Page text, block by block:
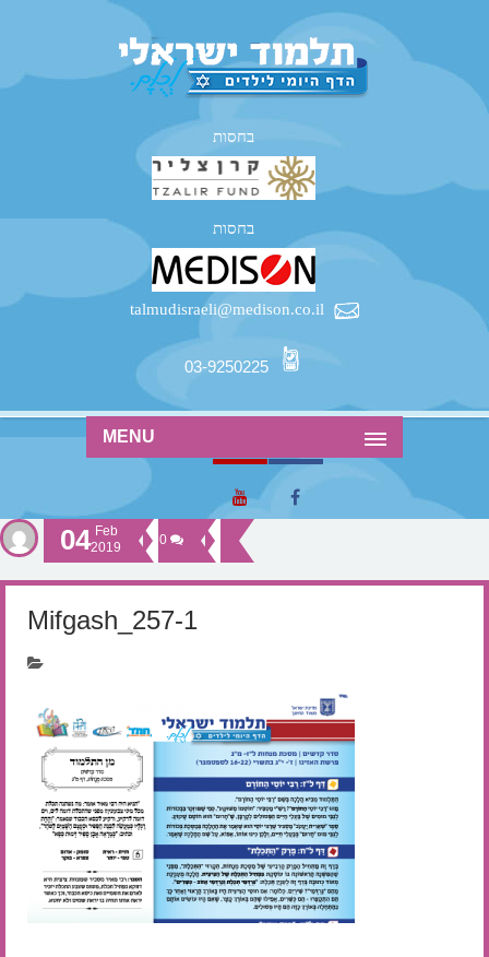
בחסות
בחסות
talmudisraeli@medison.co.il
03-9250225
MENU
04 Feb
2019
0
Mifgash_257-1